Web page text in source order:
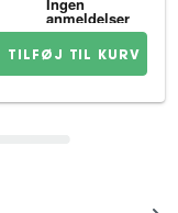
TILFØJ TIL KURV